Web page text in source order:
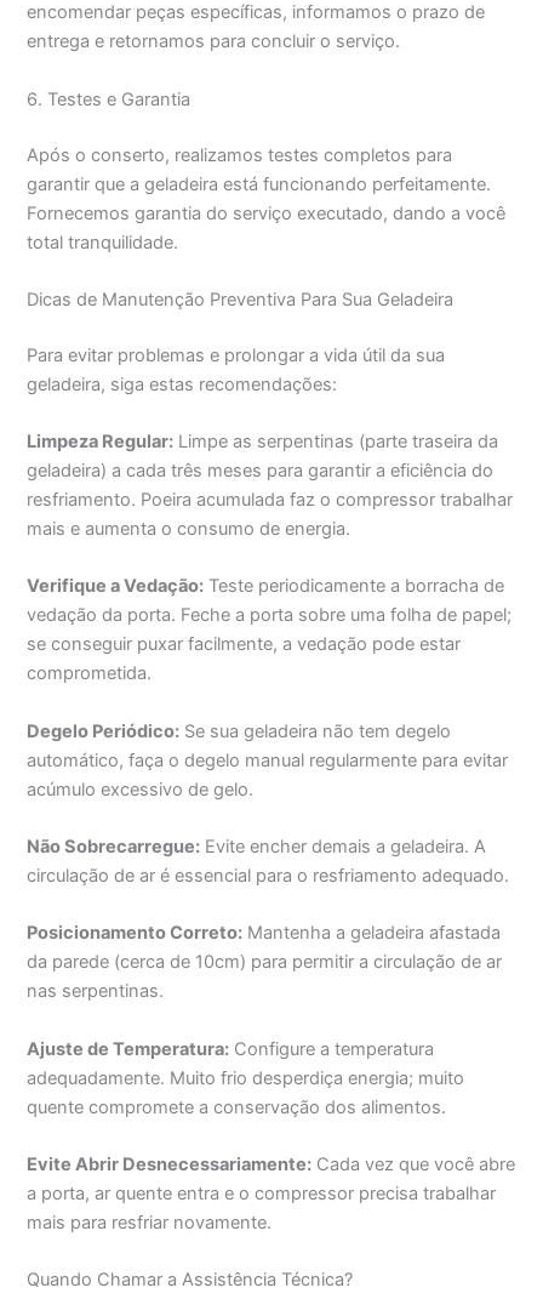
encomendar peças específicas, informamos o prazo de
entrega e retornamos para concluir o serviço.
6. Testes e Garantia
Após o conserto, realizamos testes completos para
garantir que a geladeira está funcionando perfeitamente.
Fornecemos garantia do serviço executado, dando a você
total tranquilidade.
Dicas de Manutenção Preventiva Para Sua Geladeira
Para evitar problemas e prolongar a vida útil da sua
geladeira, siga estas recomendações:
Limpeza Regular: Limpe as serpentinas (parte traseira da
geladeira) a cada três meses para garantir a eficiência do
resfriamento. Poeira acumulada faz o compressor trabalhar
mais e aumenta o consumo de energia.
Verifique a Vedação: Teste periodicamente a borracha de
vedação da porta. Feche a porta sobre uma folha de papel;
se conseguir puxar facilmente, a vedação pode estar
comprometida.
Degelo Periódico: Se sua geladeira não tem degelo
automático, faça o degelo manual regularmente para evitar
acúmulo excessivo de gelo.
Não Sobrecarregue: Evite encher demais a geladeira. A
circulação de ar é essencial para o resfriamento adequado.
Posicionamento Correto: Mantenha a geladeira afastada
da parede (cerca de 10cm) para permitir a circulação de ar
nas serpentinas.
Ajuste de Temperatura: Configure a temperatura
adequadamente. Muito frio desperdiça energia; muito
quente compromete a conservação dos alimentos.
Evite Abrir Desnecessariamente: Cada vez que você abre
a porta, ar quente entra e o compressor precisa trabalhar
mais para resfriar novamente.
Quando Chamar a Assistência Técnica?